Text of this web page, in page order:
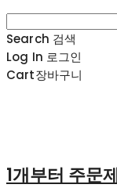
Search 검색
Log In 로그인
Cart장바구니
1개부터 주문